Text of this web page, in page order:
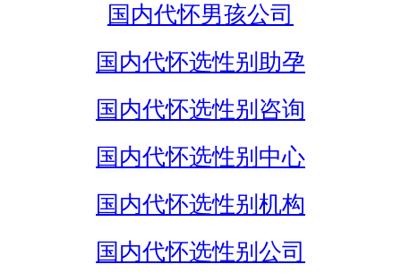
国内代怀男孩公司
国内代怀选性别助孕
国内代怀选性别咨询
国内代怀选性别中心
国内代怀选性别机构
国内代怀选性别公司